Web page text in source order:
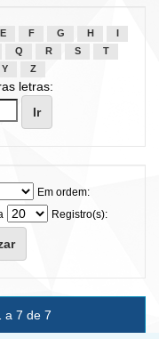
E F G H
Q R S
T
Y Z
letras:
Em ordem:
Registro(s):
a 7 de 7